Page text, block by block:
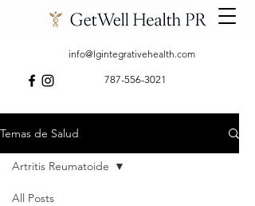
787-556-3021
info@lgintegrativehealth.com
Temas de Salud
All Posts
Artritis Reumatoide